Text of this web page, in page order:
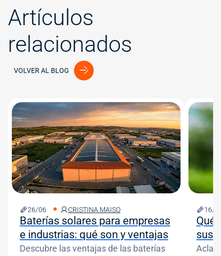
Artículos
relacionados
VOLVER AL BLOG
Image
26/06 CRISTINA MAISO
Baterías solares para empresas
e industrias: qué son y ventajas
Descubre las ventajas de las baterías
Image
16/
Qué
sus